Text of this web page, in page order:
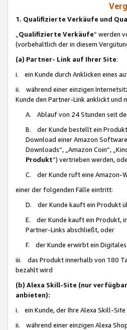
1. Qualifizierte Verkäufe und
Qualifizierte Verkäufe“ werden
(vorbehaltlich der in diesem
(a) Partner- Link auf Ihrer Site:
i. ein Kunde durch Anklicken eines
ii. während einer einzigen
Kunde den Partner-Link anklickt und
A. Ablauf von 24 Stunden seit
B. der Kunde bestellt ein
Download einer Amazon Software
Downloads“, „Amazon Coin“,
Produkt“) vertrieben werden,
C. der Kunde ruft eine Amazon-
einer der folgenden Fälle eintritt:
D. der Kunde kauft ein Produkt
E. der Kunde kauft ein Produkt,
Partner-Links abschließt, oder
F. der Kunde erwirbt ein
iii. das Produkt innerhalb von 180
bezahlt wird
(b) Alexa Skill-Site (nur
anbieten):
i. ein Kunde, der Ihre Alexa Skill-
ii. während einer einzigen Alexa